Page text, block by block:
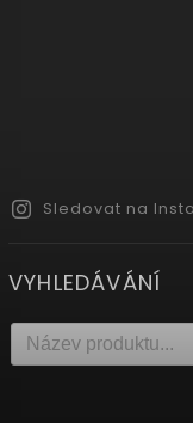
Sledovat na
VYHLEDÁVÁNÍ